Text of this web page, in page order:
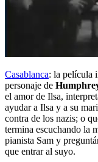
Casablanca: la película
personaje de
el amor de Ilsa,
ayudar a Ilsa y a su
contra de los nazis; o
termina escuchando la
pianista Sam y
que entrar al suyo.